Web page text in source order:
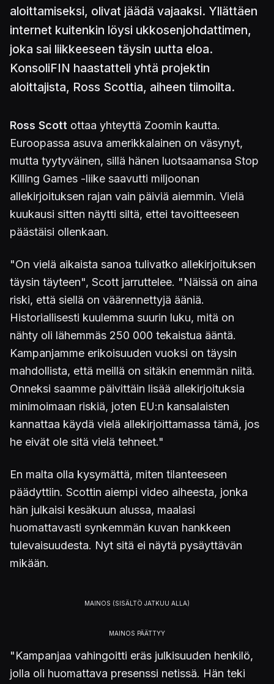
aloittamiseksi, olivat jäädä vajaaksi. Yllättäen
internet kuitenkin löysi ukkosenjohdattimen,
joka sai liikkeeseen täysin uutta eloa.
KonsoliFIN haastatteli yhtä projektin
aloittajista, Ross Scottia, aiheen tiimoilta.
Ross Scott ottaa yhteyttä Zoomin kautta.
Euroopassa asuva amerikkalainen on väsynyt,
mutta tyytyväinen, sillä hänen luotsaamansa Stop
Killing Games -liike saavutti miljoonan
allekirjoituksen rajan vain päiviä aiemmin. Vielä
kuukausi sitten näytti siltä, ettei tavoitteeseen
päästäisi ollenkaan.
"On vielä aikaista sanoa tulivatko allekirjoituksen
täysin täyteen", Scott jarruttelee. "Näissä on aina
riski, että siellä on väärennettyjä ääniä.
Historiallisesti kuulemma suurin luku, mitä on
nähty oli lähemmäs 250 000 tekaistua ääntä.
Kampanjamme erikoisuuden vuoksi on täysin
mahdollista, että meillä on sitäkin enemmän niitä.
Onneksi saamme päivittäin lisää allekirjoituksia
minimoimaan riskiä, joten EU:n kansalaisten
kannattaa käydä vielä allekirjoittamassa tämä, jos
he eivät ole sitä vielä tehneet."
En malta olla kysymättä, miten tilanteeseen
päädyttiin. Scottin aiempi video aiheesta, jonka
hän julkaisi kesäkuun alussa, maalasi
huomattavasti synkemmän kuvan hankkeen
tulevaisuudesta. Nyt sitä ei näytä pysäyttävän
mikään.
"Kampanjaa vahingoitti eräs julkisuuden henkilö,
jolla oli huomattava presenssi netissä. Hän teki